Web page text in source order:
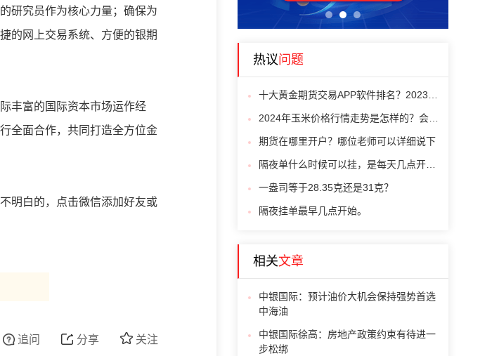
研究员作为核心力量；确保为
的网上交易系统、方便的银期
丰富的国际资本市场运作经
全面合作，共同打造全方位金
明白的，点击微信添加好友或
关注
分享
追问
1
热议问题
期货在哪里开户？哪位老师可以详细说下
一盎司等于28.35克还是31克？
隔夜挂单最早几点开始。
相关文章
中银国际：预计油价大机会保持强势首选
中海油
中银国际徐高：房地产政策约束有待进一
步松绑